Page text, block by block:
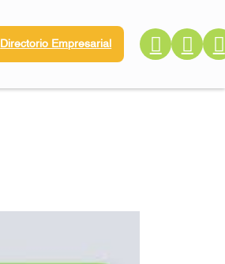
Directorio Empresarial